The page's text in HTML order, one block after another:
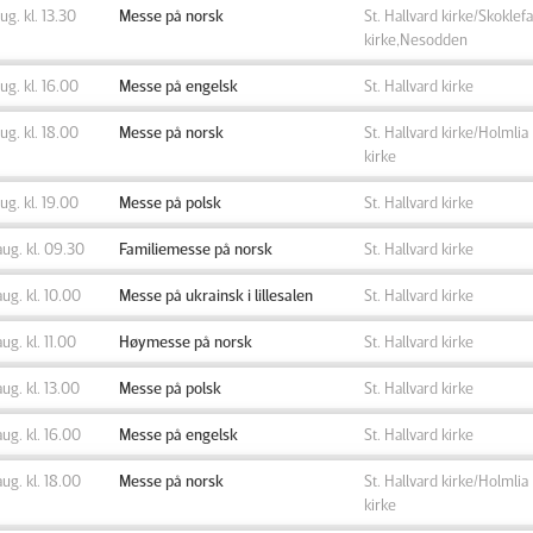
kl. 13.30 Messe på norsk
St. Hallvard kirke/
kirke,Nesodden
kl. 16.00 Messe på engelsk St. Hallvard kirke
kl. 18.00 Messe på norsk
St. Hallvard kirke/Holmlia
kirke
kl. 19.00 Messe på polsk St. Hallvard kirke
kl. 09.30 Familiemesse på norsk St. Hallvard kirke
kl. 10.00 Messe på ukrainsk i lillesalen St. Hallvard kirke
kl. 11.00 Høymesse på norsk St. Hallvard kirke
kl. 13.00 Messe på polsk St. Hallvard kirke
kl. 16.00 Messe på engelsk St. Hallvard kirke
kl. 18.00 Messe på norsk
St. Hallvard kirke/Holmlia
kirke